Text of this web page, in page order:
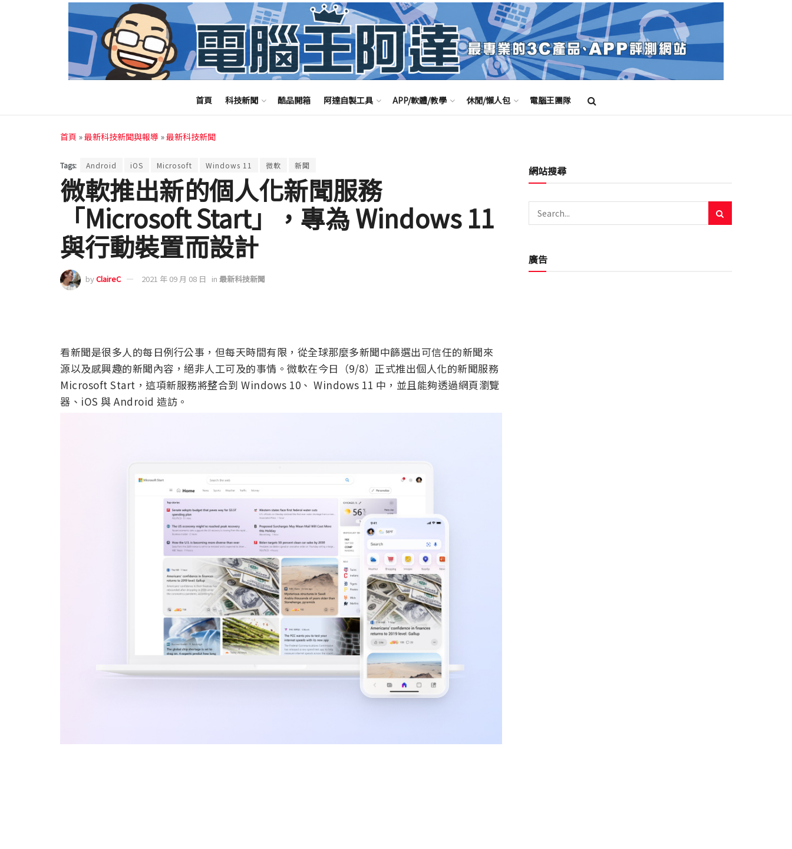
首頁 科技新聞 酷品開箱 阿達自製工具 APP/軟體/教學 休閒/懶人包 電腦王團隊
首頁 »最新科技新聞與報導 »最新科技新聞
Tags: Android iOS Microsoft Windows 11 微軟 新聞
微軟推出新的個人化新聞服務
「Microsoft Start」，專為 Windows 11
與行動裝置而設計
byClaireC 2021 年 09 月 08 日 in 最新科技新聞
看新聞是很多人的每日例行公事，但每天時間有限，從全球那麼多新聞中篩選出可信任的新聞來
源以及感興趣的新聞內容，絕非人工可及的事情。微軟在今日（9/8）正式推出個人化的新聞服務
Microsoft Start，這項新服務將整合到 Windows 10、 Windows 11 中，並且能夠透過網頁瀏覽
器、iOS 與 Android 造訪。
網站搜尋
廣告